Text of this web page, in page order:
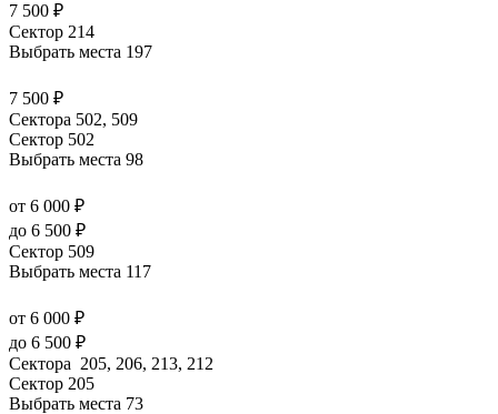
7 500 ₽
Сектор 214
Выбрать места 197
7 500 ₽
Сектора 502, 509
Сектор 502
Выбрать места 98
от 6 000 ₽
до 6 500 ₽
Сектор 509
Выбрать места 117
от 6 000 ₽
до 6 500 ₽
Сектора 205, 206, 213, 212
Сектор 205
Выбрать места 73